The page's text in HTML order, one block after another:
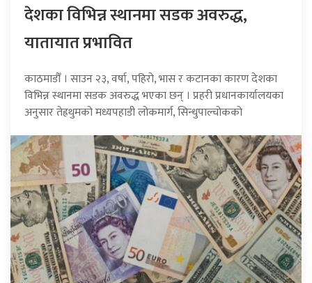
देशका विभिन्न स्थानमा सडक अवरुद्ध,
यातायात प्रभावित
काठमाडौँ । साउन २३, वर्षा, पहिरो, भास र कटानका कारण देशका
विभिन्न स्थानमा सडक अवरुद्ध भएका छन् । प्रहरी प्रधानकार्यालयका
अनुसार तेह्रथुमको मध्यपहाडी लोकमार्ग, सिन्धुपाल्चोकको